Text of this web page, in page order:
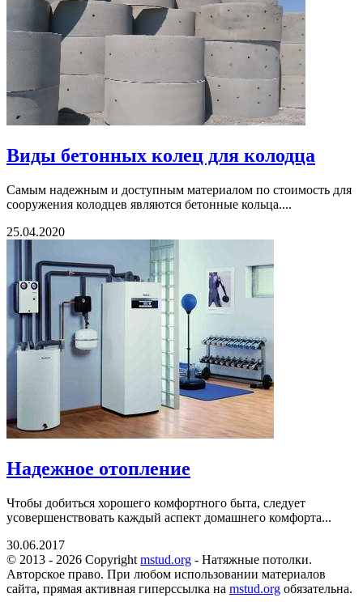
Виды бетонных колец для колодца
Самым надежным и доступным материалом по стоимость для
сооружения колодцев являются бетонные кольца....
25.04.2020
Надежное отопление
Чтобы добиться хорошего комфортного быта, следует
усовершенствовать каждый аспект домашнего комфорта...
30.06.2017
© 2013 - 2026 Copyright mstud.org - Натяжные потолки.
Авторское право. При любом использовании материалов
сайта, прямая активная гиперссылка на mstud.org обязательна.